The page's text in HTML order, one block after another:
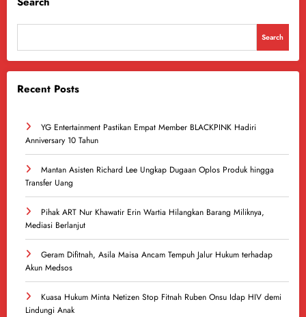
Search
Recent Posts
YG Entertainment Pastikan Empat Member BLACKPINK Hadiri
Anniversary 10 Tahun
Mantan Asisten Richard Lee Ungkap Dugaan Oplos Produk hingga
Transfer Uang
Pihak ART Nur Khawatir Erin Wartia Hilangkan Barang Miliknya,
Mediasi Berlanjut
Geram Difitnah, Asila Maisa Ancam Tempuh Jalur Hukum terhadap
Akun Medsos
Kuasa Hukum Minta Netizen Stop Fitnah Ruben Onsu Idap HIV demi
Lindungi Anak